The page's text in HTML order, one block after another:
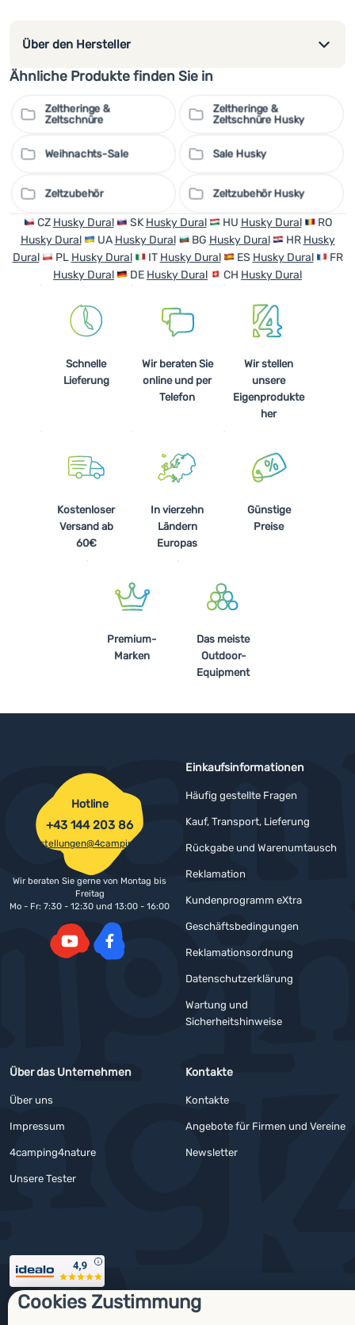
Cookies Zustimmung
Über den Hersteller
Ähnliche Produkte finden Sie in
Zeltheringe &
Zeltschnüre
Zeltheringe &
Zeltschnüre Husky
Weihnachts-Sale Sale Husky
Zeltzubehör Zeltzubehör Husky
CZ Husky Dural SK Husky Dural HU Husky Dural
RO
Husky Dural
UA Husky Dural BG Husky Dural HR Husky
Dural
PL Husky Dural IT Husky Dural ES Husky Dural
FR
Husky Dural
DE Husky Dural CH Husky Dural
Schnelle
Lieferung
Wir beraten Sie
online und per
Telefon
Wir stellen
unsere
Eigenprodukte
her
Kostenloser
Versand ab
60€
In vierzehn
Ländern
Europas
Günstige
Preise
Premium-
Marken
Das meiste
Outdoor-
Equipment
Einkaufsinformationen
Häufig gestellte Fragen
Kauf, Transport, Lieferung
Rückgabe und Warenumtausch
Reklamation
Kundenprogramm eXtra
Geschäftsbedingungen
Reklamationsordnung
Datenschutzerklärung
Wartung und
Sicherheitshinweise
Über das Unternehmen
Über uns
Impressum
4camping4nature
Unsere Tester
Kontakte
Kontakte
Angebote für Firmen und Vereine
Newsletter
Hotline
+43 144 203 86
bestellungen@4camping.at
Wir beraten Sie gerne von Montag bis
Freitag
Mo - Fr: 7:30 - 12:30 und 13:00 - 16:00
Auszeichnungen